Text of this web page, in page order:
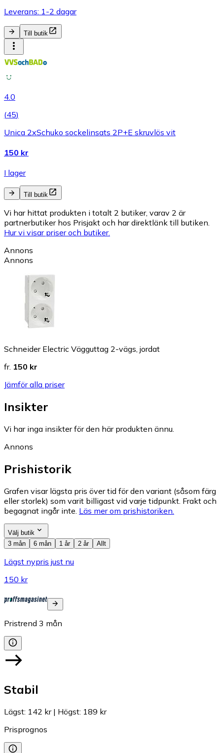
Leverans: 1-2 dagar
Till butik
4.0
(45)
Unica 2xSchuko sockelinsats 2P+E skruvlös vit
150 kr
I lager
Till butik
Vi har hittat produkten i totalt 2 butiker, varav 2 är
partnerbutiker hos Prisjakt och har direktlänk till butiken.
Hur vi visar priser och butiker.
Annons
Annons
Schneider Electric Vägguttag 2-vägs, jordat
fr. 150 kr
Jämför alla priser
Insikter
Vi har inga insikter för den här produkten ännu.
Annons
Prishistorik
Grafen visar lägsta pris över tid för den variant (såsom färg
eller storlek) som varit billigast vid varje tidpunkt. Frakt och
begagnat ingår inte. Läs mer om prishistoriken.
Välj butik
3 mån
6 mån 1 år 2 år Allt
Lägst nypris just nu
150 kr
Pristrend 3 mån
Stabil
Lägst: 142 kr| Högst: 189 kr
Prisprognos